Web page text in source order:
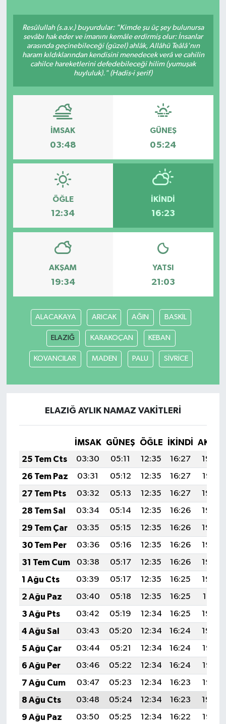
Resûlullah (s.a.v.) buyurdular: "Kimde şu üç şey bulunursa
sevâbı hak eder ve imanını kemâle erdirmiş olur: İnsanlar
arasında geçinebileceği (güzel) ahlâk, Allâhü Teâlâ'nın
haram kıldıklarından kendisini menedecek verâ ve cahilin
cahilce hareketlerini defedebileceği hilim (yumuşak
huyluluk)." (Hadis-i şerif)
İMSAK
03:48
GÜNEŞ
05:24
ÖĞLE
12:34
İKINDI
16:23
AKŞAM
19:34
YATSI
21:03
ALACAKAYA ARICAK AĞIN BASKİL
ELAZIĞ KARAKOÇAN KEBAN
KOVANCILAR MADEN PALU SİVRİCE
ELAZIĞ AYLIK NAMAZ VAKITLERI
İMSAK GÜNEŞ ÖĞLE İKINDI
25 Tem Cts
03:30 05:11 12:35 16:27
19:48
26 Tem Paz
03:31 05:12 12:35 16:27
19:47
27 Tem Pts
03:32 05:13 12:35 16:27
19:46
28 Tem Sal
03:34 05:14 12:35 16:26
19:46
29 Tem Çar
03:35 05:15 12:35 16:26
19:45
30 Tem Per
03:36 05:16 12:35 16:26
19:44
31 Tem Cum
03:38 05:17 12:35 16:26
19:43
1 Ağu Cts
03:39 05:17 12:35 16:25
19:42
2 Ağu Paz
03:40 05:18 12:35 16:25
19:41
3 Ağu Pts
03:42 05:19 12:34 16:25
19:40
4 Ağu Sal
03:43 05:20 12:34 16:24
19:39
5 Ağu Çar
03:44 05:21 12:34 16:24
19:38
6 Ağu Per
03:46 05:22 12:34 16:24
19:37
7 Ağu Cum
03:47 05:23 12:34 16:23
19:35
8 Ağu Cts
03:48 05:24 12:34 16:23
19:34
9 Ağu Paz
03:50 05:25 12:34 16:22
19:33